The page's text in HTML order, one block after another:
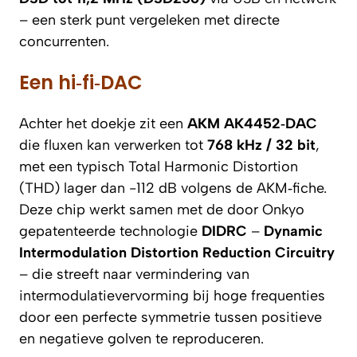
– een sterk punt vergeleken met directe
concurrenten.
Een hi‑fi‑DAC
Achter het doekje zit een AKM AK4452‑DAC
die fluxen kan verwerken tot 768 kHz / 32 bit,
met een typisch Total Harmonic Distortion
(THD) lager dan -112 dB volgens de AKM‑fiche.
Deze chip werkt samen met de door Onkyo
gepatenteerde technologie DIDRC – Dynamic
Intermodulation Distortion Reduction Circuitry
– die streeft naar vermindering van
intermodulatievervorming bij hoge frequenties
door een perfecte symmetrie tussen positieve
en negatieve golven te reproduceren.